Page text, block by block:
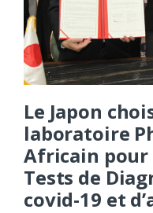
Le Japon
laboratoire
Africain
Tests de
covid-19 et